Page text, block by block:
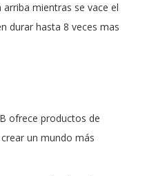
mientras se vace el
durar hasta 8 veces mas
ofrece productos de
un mundo más